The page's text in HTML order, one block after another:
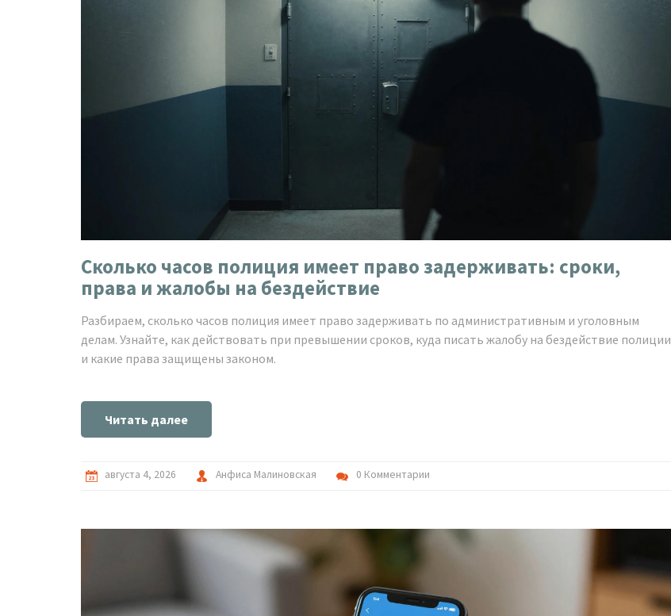
Сколько часов полиция имеет право задерживать: сроки,
права и жалобы на бездействие
Разбираем, сколько часов полиция имеет право задерживать по административным и уголовным
делам. Узнайте, как действовать при превышении сроков, куда писать жалобу на бездействие полиции
и какие права защищены законом.
Читать далее
августа 4, 2026 Анфиса Малиновская 0 Комментарии